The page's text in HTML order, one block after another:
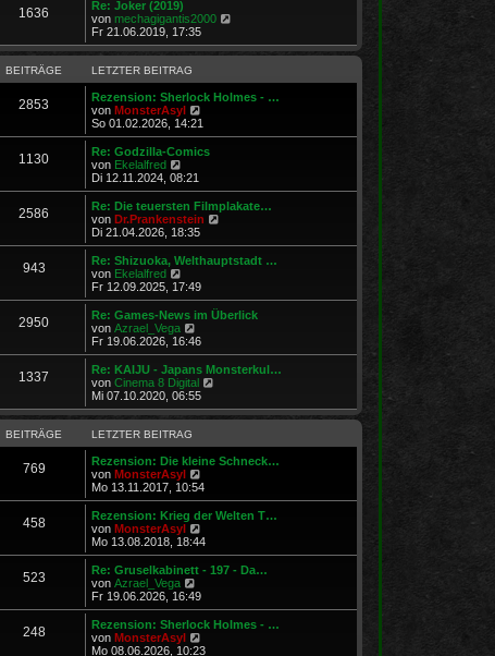
r
a
g
B
e
t
g
s
t
r
B
e
i
t
r
g
1636
Re: Joker (2019)
von mechagigantis2000
u
e
t
e
e
g
Fr 21.06.2019, 17:35
BEITRÄGE LETZTER BEITRAG
2853
Rezension: Sherlock Holmes - …
von MonsterAsyl
u
e
r
B
e
r
So 01.02.2026, 14:21
1130
Re: Godzilla-Comics
von Ekelalfred
e
u
e
s
t
r
B
e
i
r
a
g
Di 12.11.2024, 08:21
2586
Re: Die teuersten Filmplakate…
von Dr.Prankenstein
u
e
s
r
B
r
Di 21.04.2026, 18:35
943
Re: Shizuoka, Welthauptstadt …
von Ekelalfred
e
u
e
s
t
B
e
i
t
r
a
g
Fr 12.09.2025, 17:49
2950
Re: Games-News im Überlick
von Azrael_Vega
e
u
e
s
t
r
e
i
t
r
g
Fr 19.06.2026, 16:46
1337
Re: KAIJU - Japans Monsterkul…
von Cinema 8 Digital
u
e
t
e
e
i
g
Mi 07.10.2020, 06:55
BEITRÄGE LETZTER BEITRAG
769
Rezension: Die kleine Schneck…
von MonsterAsyl
e
u
e
t
r
Mo 13.11.2017, 10:54
458
Rezension: Krieg der Welten T…
von MonsterAsyl
e
u
r
B
e
Mo 13.08.2018, 18:44
523
Re: Gruselkabinett - 197 - Da…
von Azrael_Vega
e
u
e
s
t
Fr 19.06.2026, 16:49
248
Rezension: Sherlock Holmes - …
von MonsterAsyl
e
Mo 08.06.2026, 10:23